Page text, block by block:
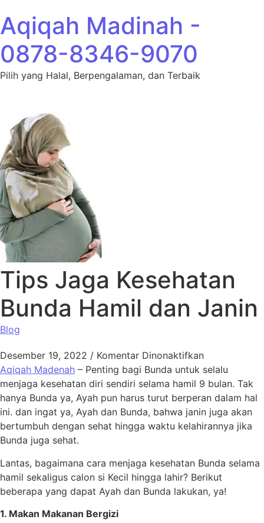
Aqiqah Madinah -
0878-8346-9070
Pilih yang Halal, Berpengalaman, dan Terbaik
Tips Jaga Kesehatan
Bunda Hamil dan Janin
Blog
Desember 19, 2022 / Komentar Dinonaktifkanpada Tips
Aqiqah Madenah – Penting bagi Bunda untuk selalu
menjaga kesehatan diri sendiri selama hamil 9 bulan. Tak
hanya Bunda ya, Ayah pun harus turut berperan dalam hal
ini. dan ingat ya, Ayah dan Bunda, bahwa janin juga akan
bertumbuh dengan sehat hingga waktu kelahirannya jika
Bunda juga sehat.
Lantas, bagaimana cara menjaga kesehatan Bunda selama
hamil sekaligus calon si Kecil hingga lahir? Berikut
beberapa yang dapat Ayah dan Bunda lakukan, ya!
1. Makan Makanan Bergizi